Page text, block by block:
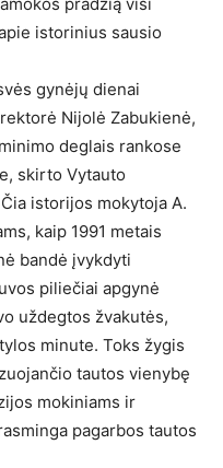
istorinius sausio
gynėjų dienai
Nijolė Zabukienė,
deglais rankose
skirto Vytauto
istorijos mokytoja A.
kaip 1991 metais
bandė įvykdyti
piliečiai apgynė
uždegtos žvakutės,
minute. Toks žygis
tautos vienybę
mokiniams ir
pagarbos tautos